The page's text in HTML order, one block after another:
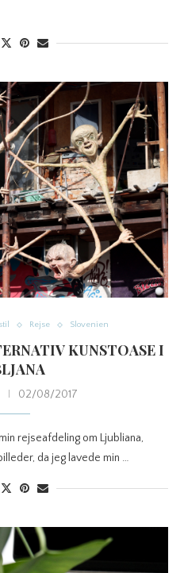
Rejse Slovenien
KUNSTOASE I
02/08/2017
rejseafdeling om Ljubliana,
da jeg lavede min …